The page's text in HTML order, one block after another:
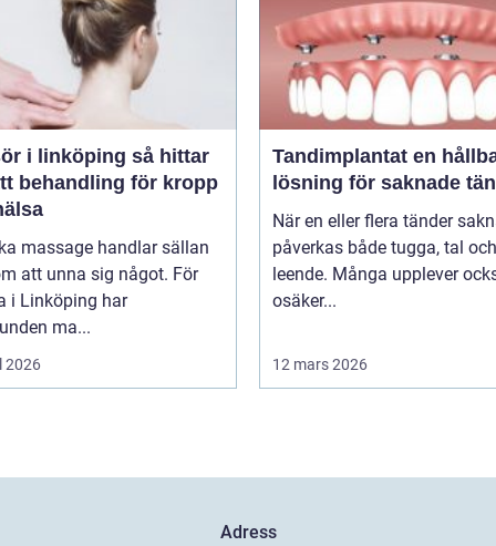
linköping så hittar
behandling för kropp
massage handlar sällan
att unna sig något. För
i Linköping har
ma...
2026
Tandimplantat en hållbar
lösning för saknade
När en eller flera tänder
påverkas både tugga, tal och
leende. Många upplever
osäker...
12 mars 2026
Adress